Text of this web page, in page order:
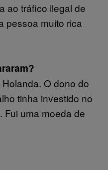
ao tráfico ilegal de
pessoa muito rica
O dono do
tinha investido no
Fui uma moeda de